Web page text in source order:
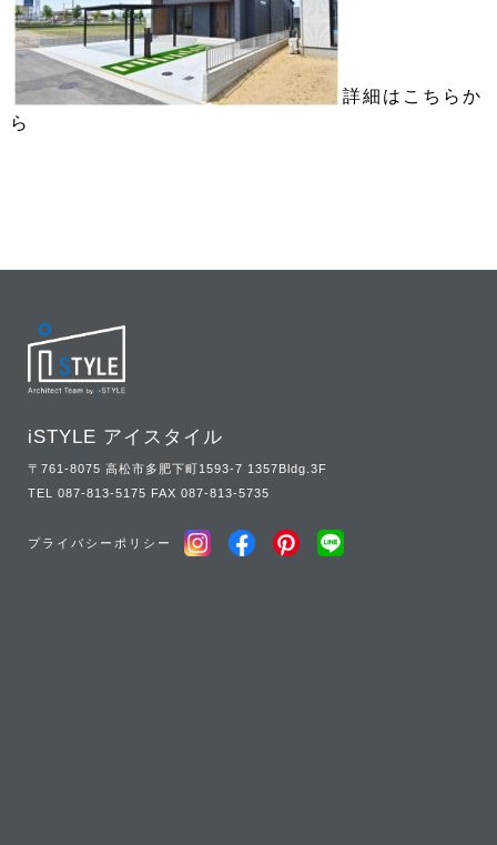
詳細はこちらか
ら
iSTYLE アイスタイル
〒761-8075 高松市多肥下町1593-7 1357Bldg.3F
TEL 087-813-5175 FAX 087-813-5735
プライバシーポリシー